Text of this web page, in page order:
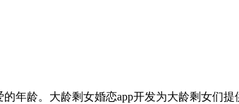
年龄。大龄剩女婚恋app开发为大龄剩女们